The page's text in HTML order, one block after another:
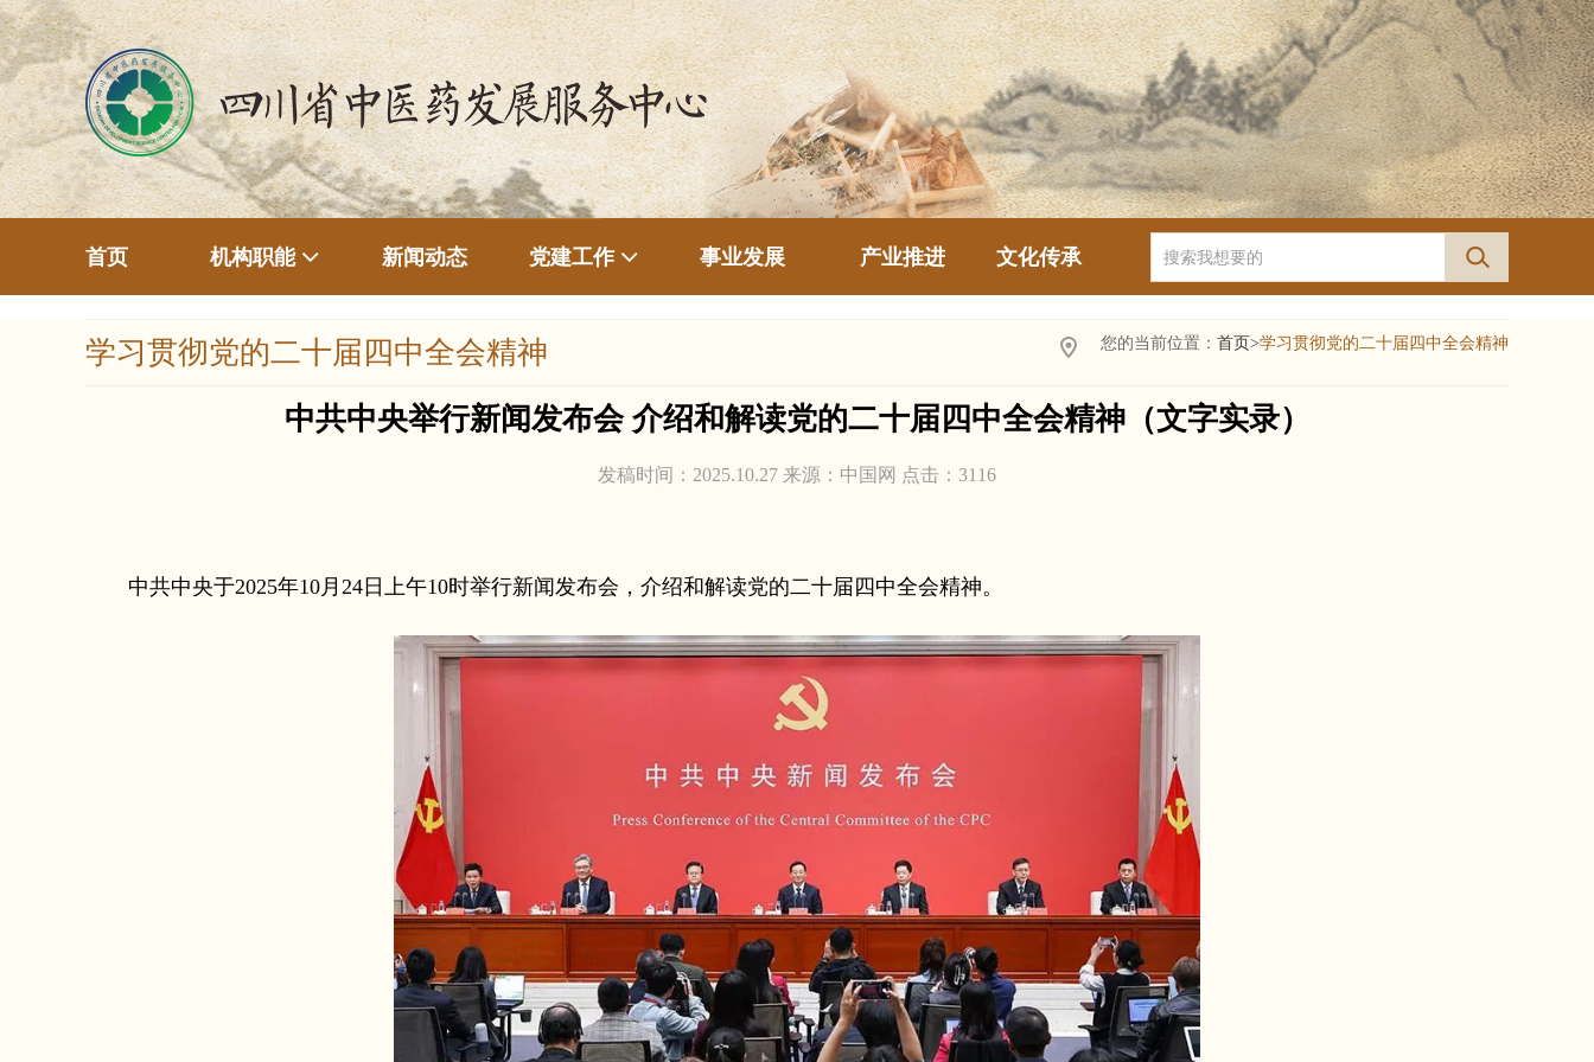
首页 机构职能 新闻动态 党建工作 事业发展 产业推进 文化传承
学习贯彻党的二十届四中全会精神 您的当前位置： 首页>学习贯彻党的二十届四中全会精神
中共中央举行新闻发布会 介绍和解读党的二十届四中全会精神（文字实录）
发稿时间：2025.10.27 来源：中国网 点击： 3116
中共中央于2025年10月24日上午10时举行新闻发布会，介绍和解读党的二十届四中全会精神。